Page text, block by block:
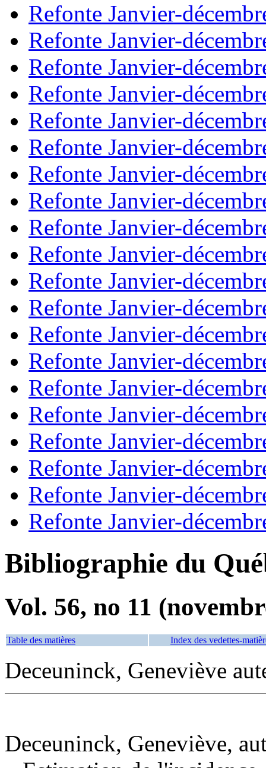
Refonte Janvier-
Refonte Janvier-
Refonte Janvier-
Refonte Janvier-
Refonte Janvier-
Refonte Janvier-
Refonte Janvier-
Refonte Janvier-
Refonte Janvier-
Refonte Janvier-
Refonte Janvier-
Refonte Janvier-
Refonte Janvier-
Refonte Janvier-
Refonte Janvier-
Refonte Janvier-
Refonte Janvier-
Refonte Janvier-
Refonte Janvier-
Refonte Janvier-
Bibliographie du
Vol. 56, no 11
Table des matières Index des vedettes-
Deceuninck, Geneviève
Deceuninck, Geneviève,